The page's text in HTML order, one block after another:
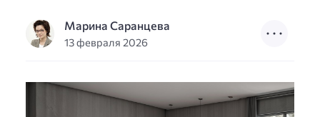
Марина Саранцева
13 февраля 2026